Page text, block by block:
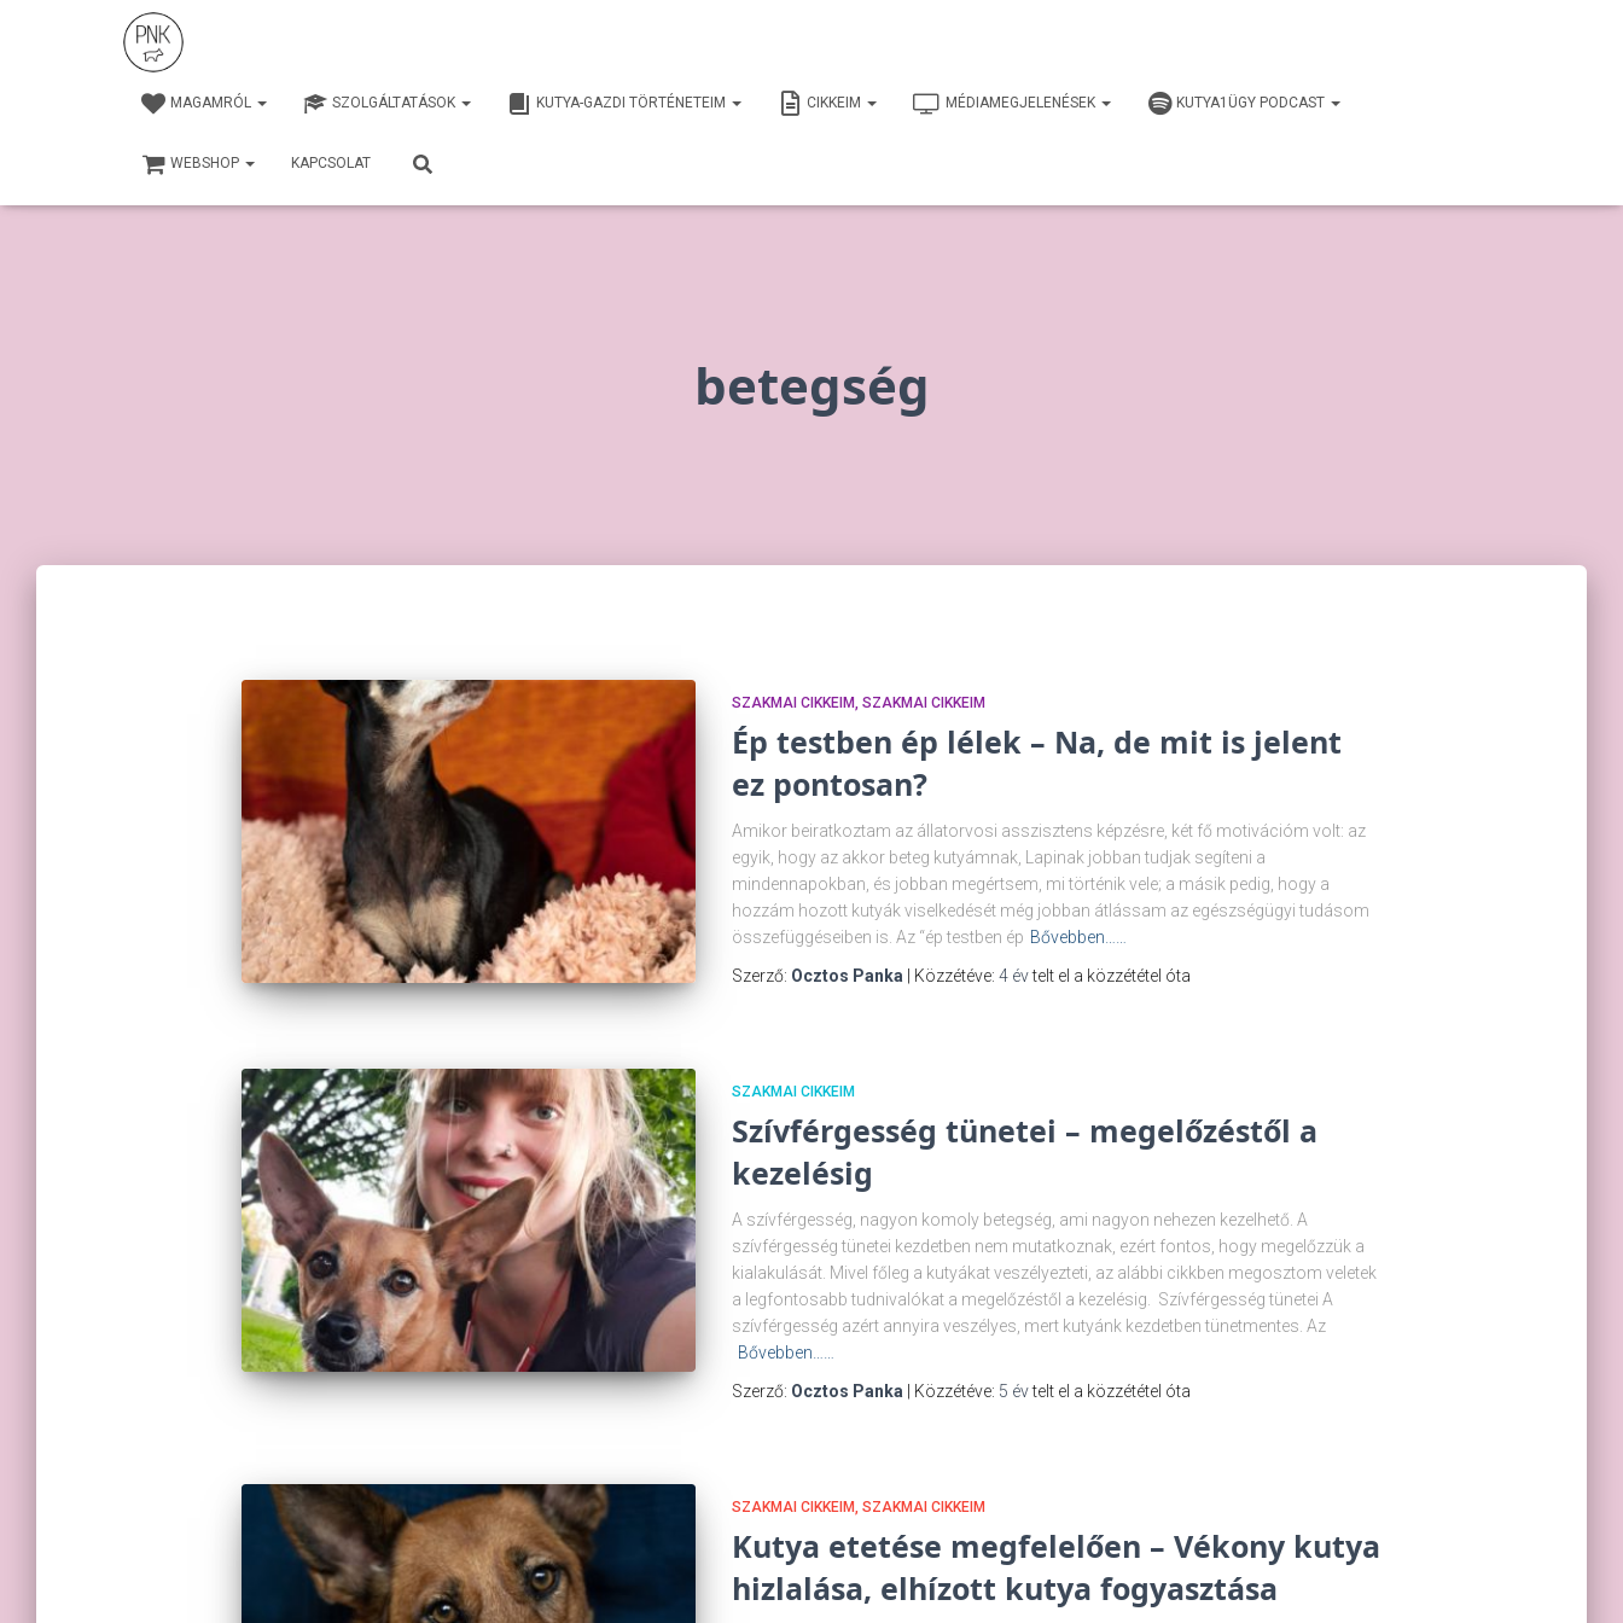
MAGAMRÓL SZOLGÁLTATÁSOK KUTYA-GAZDI TÖRTÉNETEIM CIKKEIM MÉDIAMEGJELENÉSEK KUTYA1ÜGY PODCAST
WEBSHOP KAPCSOLAT
betegség
SZAKMAI CIKKEIM SZAKMAI CIKKEIM
Ép testben ép lélek – Na, de mit is jelent
ez pontosan?
Amikor beiratkoztam az állatorvosi asszisztens képzésre, két fő motivációm volt: az
egyik, hogy az akkor beteg kutyámnak, Lapinak jobban tudjak segíteni a
mindennapokban, és jobban megértsem, mi történik vele; a másik pedig, hogy a
hozzám hozott kutyák viselkedését még jobban átlássam az egészségügyi tudásom
összefüggéseiben is. Az “ép testben ép Bővebben……
Szerző: Ocztos Panka | Közzétéve: 4 évtelt el a közzététel óta
SZAKMAI CIKKEIM
Szívférgesség tünetei – megelőzéstől a
kezelésig
A szívférgesség, nagyon komoly betegség, ami nagyon nehezen kezelhető. A
szívférgesség tünetei kezdetben nem mutatkoznak, ezért fontos, hogy megelőzzük a
kialakulását. Mivel főleg a kutyákat veszélyezteti, az alábbi cikkben megosztom veletek
a legfontosabb tudnivalókat a megelőzéstől a kezelésig. Szívférgesség tünetei A
szívférgesség azért annyira veszélyes, mert kutyánk kezdetben tünetmentes. Az
Bővebben……
Szerző: Ocztos Panka | Közzétéve: 5 évtelt el a közzététel óta
SZAKMAI CIKKEIM SZAKMAI CIKKEIM
Kutya etetése megfelelően – Vékony kutya
hizlalása, elhízott kutya fogyasztása